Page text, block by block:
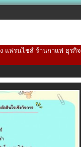
แฟรนไชส์ ร้านกาแฟ ธุรกิจ